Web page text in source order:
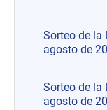
Sorteo de la
agosto de
Sorteo de la
agosto de